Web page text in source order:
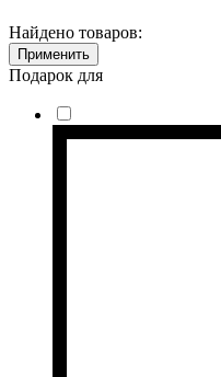
Найдено товаров:
Применить
Подарок для